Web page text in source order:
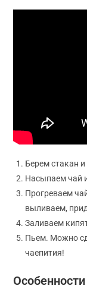
Берем стакан
Насыпаем чай
Прогреваем
выливаем,
Заливаем
Пьем. Можно
чаепития!